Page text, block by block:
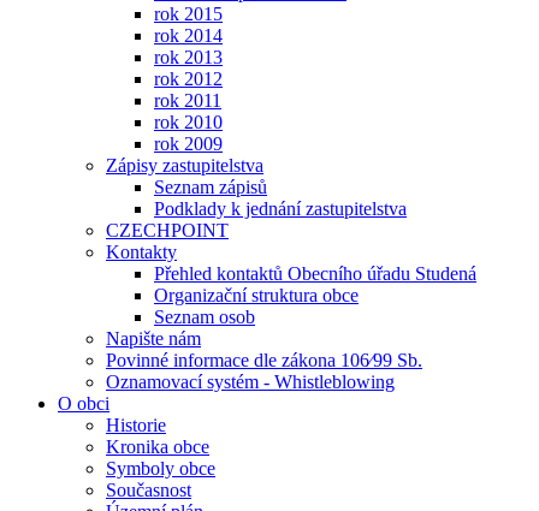
rok 2015
rok 2014
rok 2013
rok 2012
rok 2011
rok 2010
rok 2009
Zápisy zastupitelstva
Seznam zápisů
Podklady k jednání zastupitelstva
CZECHPOINT
Kontakty
Přehled kontaktů Obecního úřadu Studená
Organizační struktura obce
Seznam osob
Napište nám
Povinné informace dle zákona 106⁄99 Sb.
Oznamovací systém - Whistleblowing
O obci
Historie
Kronika obce
Symboly obce
Současnost